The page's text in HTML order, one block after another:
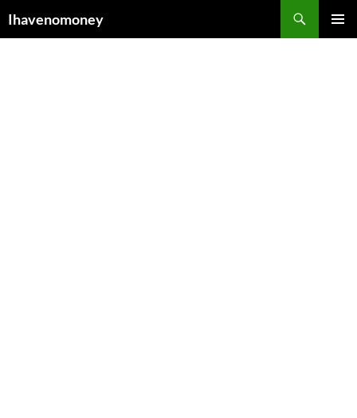
텐Ihavenomoney
색